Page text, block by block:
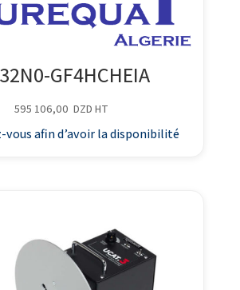
GF4HCHEIA
595 106,00 DZD HT
vous afin d’avoir la disponibilité